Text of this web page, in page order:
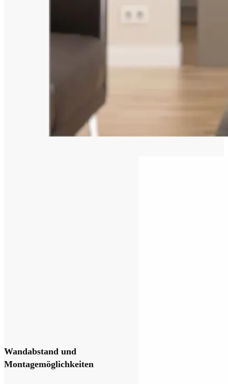
Wandabstand und
Montagemöglichkeiten